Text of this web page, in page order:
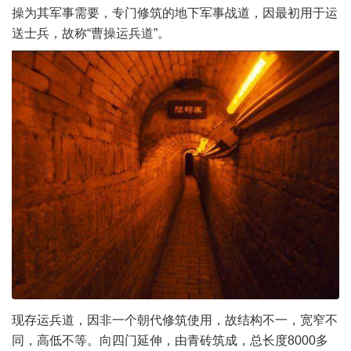
操为其军事需要，专门修筑的地下军事战道，因最初用于运
送士兵，故称“曹操运兵道”。
现存运兵道，因非一个朝代修筑使用，故结构不一，宽窄不
同，高低不等。向四门延伸，由青砖筑成，总长度8000多